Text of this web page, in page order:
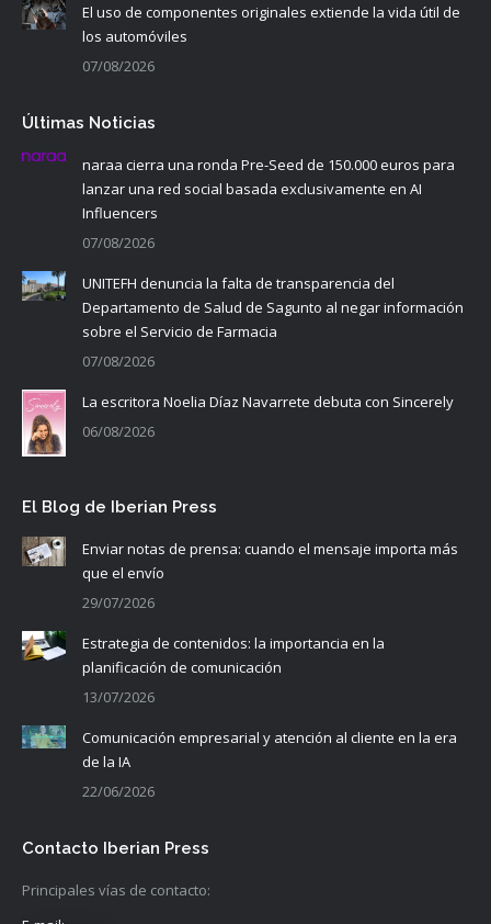
El uso de componentes originales extiende la vida útil de
los automóviles
07/08/2026
Últimas Noticias
naraa cierra una ronda Pre-Seed de 150.000 euros para
lanzar una red social basada exclusivamente en AI
Influencers
07/08/2026
UNITEFH denuncia la falta de transparencia del
Departamento de Salud de Sagunto al negar información
sobre el Servicio de Farmacia
07/08/2026
La escritora Noelia Díaz Navarrete debuta con Sincerely
06/08/2026
El Blog de Iberian Press
Enviar notas de prensa: cuando el mensaje importa más
que el envío
29/07/2026
Estrategia de contenidos: la importancia en la
planificación de comunicación
13/07/2026
Comunicación empresarial y atención al cliente en la era
de la IA
22/06/2026
Contacto Iberian Press
Principales vías de contacto: